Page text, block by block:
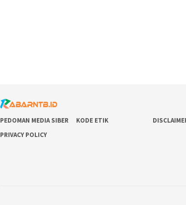
PEDOMAN MEDIA SIBER KODE ETIK
PRIVACY POLICY